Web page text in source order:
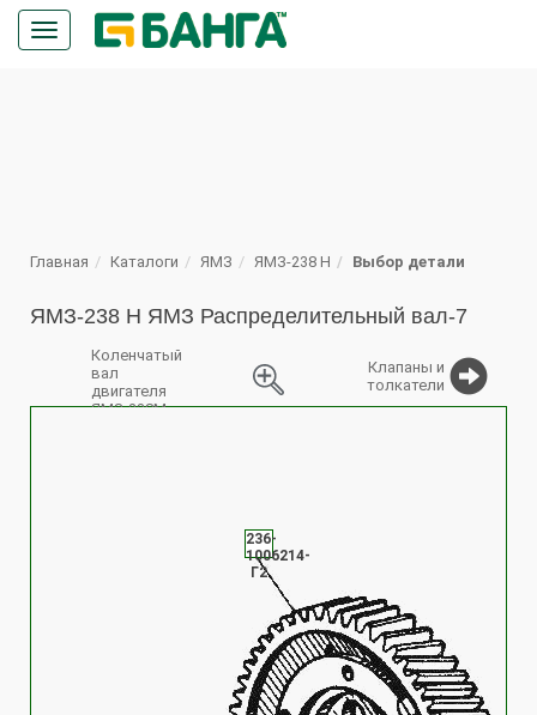
Кнопка
меню
Главная Каталоги ЯМЗ ЯМЗ-238 Н Выбор детали
ЯМЗ-238 Н ЯМЗ Распределительный вал-7
Коленчатый
вал
двигателя
ЯМЗ-238М,
Клапаны и
толкатели
236-
1006214-
Г2